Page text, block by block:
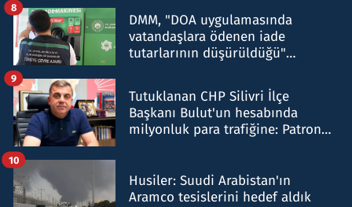
DMM, "DOA uygulamasında
vatandaşlara ödenen iade
tutarlarının düşürüldüğü"
8
Tutuklanan CHP Silivri İlçe
Başkanı Bulut'un hesabında
milyonluk para trafiğine: Patron
9
Husiler: Suudi Arabistan'ın
Aramco tesislerini hedef aldık
10